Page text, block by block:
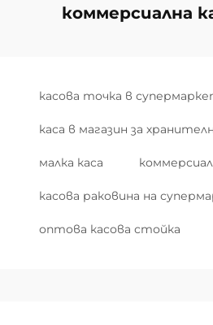
коммерсиална
касова точка в
каса в магазин за
малка каса
касова раковина на
оптова касова стойка